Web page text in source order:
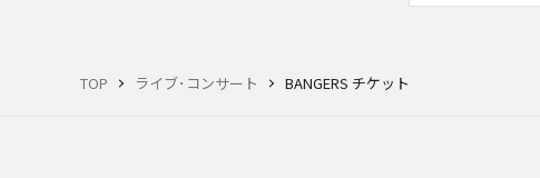
TOP ライブ･コンサート BANGERS チケット